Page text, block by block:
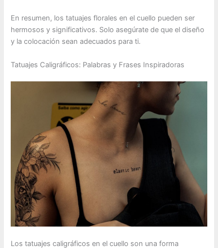
En resumen, los tatuajes florales en el cuello pueden ser
hermosos y significativos. Solo asegúrate de que el diseño
y la colocación sean adecuados para ti.
Tatuajes Caligráficos: Palabras y Frases Inspiradoras
Los tatuajes caligráficos en el cuello son una forma